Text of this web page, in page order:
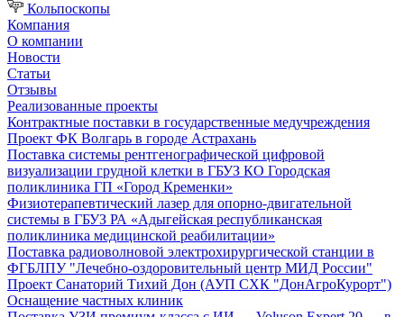
Кольпоскопы
Компания
О компании
Новости
Статьи
Отзывы
Реализованные проекты
Контрактные поставки в государственные медучреждения
Проект ФК Волгарь в городе Астрахань
Поставка системы рентгенографической цифровой
визуализации грудной клетки в ГБУЗ КО Городская
поликлиника ГП «Город Кременки»
Физиотерапевтический лазер для опорно-двигательной
системы в ГБУЗ РА «Адыгейская республиканская
поликлиника медицинской реабилитации»
Поставка радиоволновой электрохирургической станции в
ФГБЛПУ "Лечебно-оздоровительный центр МИД России"
Проект Санаторий Тихий Дон (АУП СХК "ДонАгроКурорт")
Оснащение частных клиник